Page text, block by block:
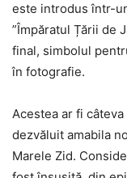
este introdus într-
”Împăratul Țării de
final, simbolul
în fotografie.
Acestea ar fi
dezvăluit amabila
Marele Zid.